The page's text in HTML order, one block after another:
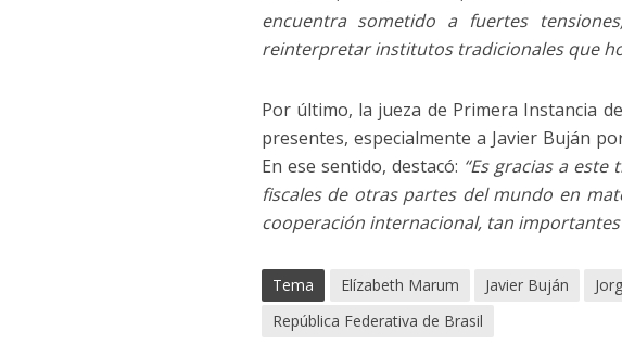
encuentra sometido a fuertes
reinterpretar institutos tradicionales que
Por último, la jueza de Primera Instancia
presentes, especialmente a Javier Buján
En ese sentido, destacó: “Es gracias a
fiscales de otras partes del mundo en
cooperación internacional, tan
Tema Elízabeth Marum Javier Buján
República Federativa de Brasil